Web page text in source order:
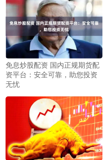
免息炒股配资 国内正规期货配
资平台：安全可靠，助您投资
无忧